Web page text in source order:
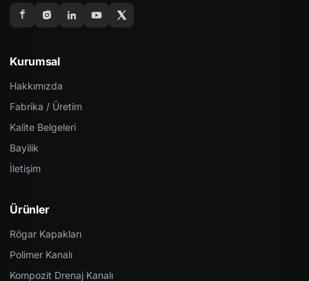
Kurumsal
Hakkımızda
Fabrika / Üretim
Kalite Belgeleri
Bayilik
İletişim
Ürünler
Rögar Kapakları
Polimer Kanalı
Kompozit Drenaj Kanalı